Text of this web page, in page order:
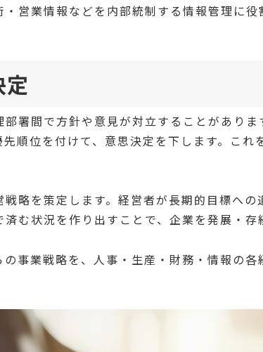
営業情報などを内部統制する情報管理に役
署間で方針や意見が対立することがあり
順位を付けて、意思決定を下します。こ
略を策定します。経営者が長期的目標へ
む状況を作り出すことで、企業を発展・存
事業戦略を、人事・生産・財務・情報の